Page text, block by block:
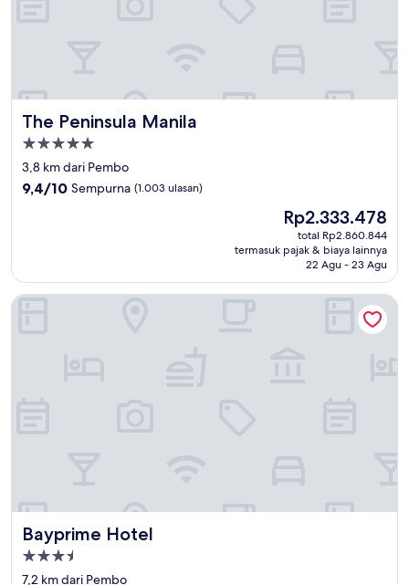
The Peninsula Manila
The Peninsula Manila
Properti
bintang
5.0
3,8 km dari Pembo
9.4
9,4/10 Sempurna (1.003 ulasan)
Harga
sekarang
Rp2.333.478
Rp2.333.478
total Rp2.860.844
termasuk pajak & biaya lainnya
22 Agu - 23 Agu
Bayprime Hotel
Bayprime Hotel
Properti
bintang
7,2 km dari Pembo
Bayprime Hotel